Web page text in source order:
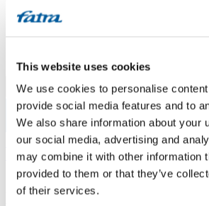
This website uses cookies
We use cookies to personalise
provide social media features and to
We also share information about your
our social media, advertising and
may combine it with other information
provided to them or that they’ve
of their services.
Ochranná geotextilie
Menu
Menu
Domů /
Poradna/
Konečná úprava balkonu
Konečná úprava balkonu